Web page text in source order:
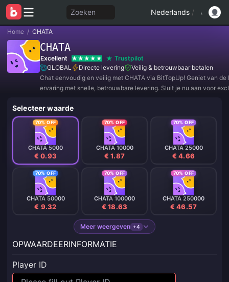
Zoeken Nederlands /
Home / CHATA
CHATA
Excellent
Trustpilot
GLOBAL
Directe levering
Veilig & betrouwbaar betalen
Chat eenvoudig en veilig met CHATA via BitTopUp! Geniet van de
ervaring met snelle, betrouwbare levering. Sluit je nu aan voor
Selecteer waarde
70% OFF
CHATA 5000
€ 0.93
70% OFF
CHATA 10000
€ 1.87
70% OFF
CHATA 25000
€ 4.66
70% OFF
CHATA 50000
€ 9.32
70% OFF
CHATA 100000
€ 18.63
70% OFF
CHATA 250000
€ 46.57
Meer weergeven +4
OPWAARDEERINFORMATIE
Player ID